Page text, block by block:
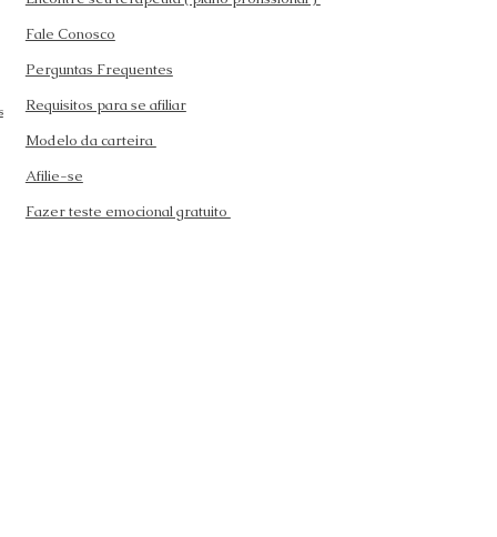
Fale Conosco
Perguntas Frequentes
Requisitos para se afiliar
Modelo da carteira
Afilie-se
Fazer teste emocional gratuito